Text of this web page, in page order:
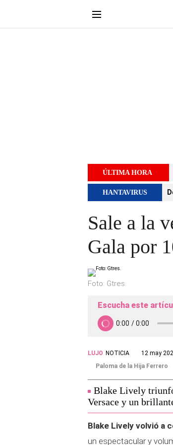
ÚLTIMA HORA
HANTAVIRUS
Sale a la
Gala por
Foto: Gtres.
Escucha este
LUJO NOTICIA
12 may
Paloma de la Hija Ferrero
Blake Lively
Versace y un
Blake Lively volvió a
un espectacular y